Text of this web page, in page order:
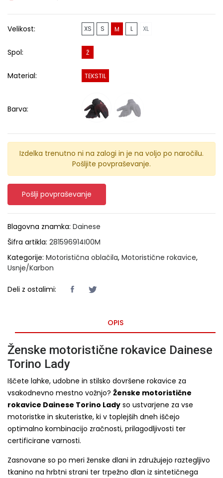
Velikost: XS S M L XL
Spol: Ž
Material: TEKSTIL
Barva:
Izdelka trenutno ni na zalogi in je na voljo po naročilu.
Pošljite povpraševanje.
Pošlji povpraševanje
Blagovna znamka: Dainese
Šifra artikla: 281596914I00M
Kategorije: Motoristična oblačila, Motoristične rokavice,
Usnje/Karbon
Deli z ostalimi:
OPIS
Ženske motoristične rokavice Dainese
Torino Lady
Iščete lahke, udobne in stilsko dovršene rokavice za
vsakodnevno mestno vožnjo? Ženske motoristične
rokavice Dainese Torino Lady so ustvarjene za vse
motoristke in skuteristke, ki v toplejših dneh iščejo
optimalno kombinacijo zračnosti, prilagodljivosti ter
certificirane varnosti.
Zasnovane so po meri ženske dlani in združujejo raztegljivo
tkanino na hrbtni strani ter trpežno dlan iz sintetičnega